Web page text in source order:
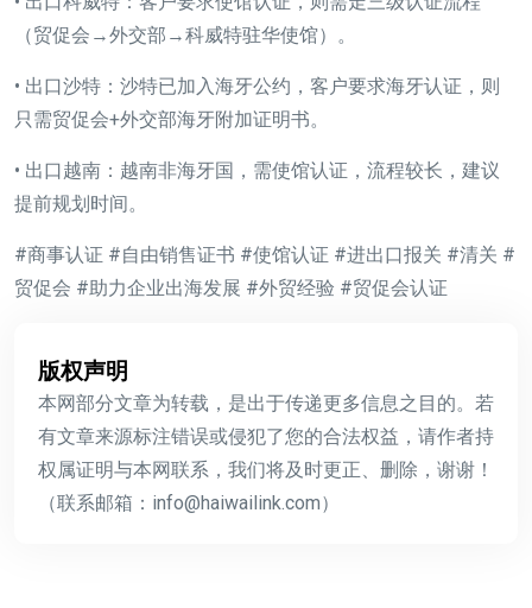
（贸促会→外交部→科威特驻华使馆）。
• 出口沙特：沙特已加入海牙公约，客户要求海牙认证，则
只需贸促会+外交部海牙附加证明书。
• 出口越南：越南非海牙国，需使馆认证，流程较长，建议
提前规划时间。
#商事认证 #自由销售证书 #使馆认证 #进出口报关 #清关 #
贸促会 #助力企业出海发展 #外贸经验 #贸促会认证
版权声明
本网部分文章为转载，是出于传递更多信息之目的。若
有文章来源标注错误或侵犯了您的合法权益，请作者持
权属证明与本网联系，我们将及时更正、删除，谢谢！
（联系邮箱：info@haiwailink.com）